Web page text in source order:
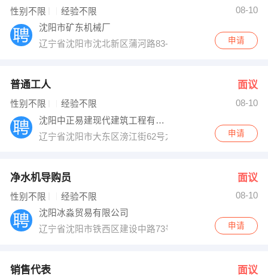
性别不限 经验不限
08-10
沈阳市矿东机械厂
辽宁省沈阳市沈北新区蒲河路83-32号
申请
普通工人 面议
性别不限 经验不限
08-10
沈阳中正易建现代建筑工程有限公司
辽宁省沈阳市大东区滂江街62号龙之梦畅园7号楼1-30-2
申请
净水机导购员 面议
性别不限 经验不限
08-10
沈阳冰淼贸易有限公司
辽宁省沈阳市铁西区建设中路73号
申请
销售代表 面议